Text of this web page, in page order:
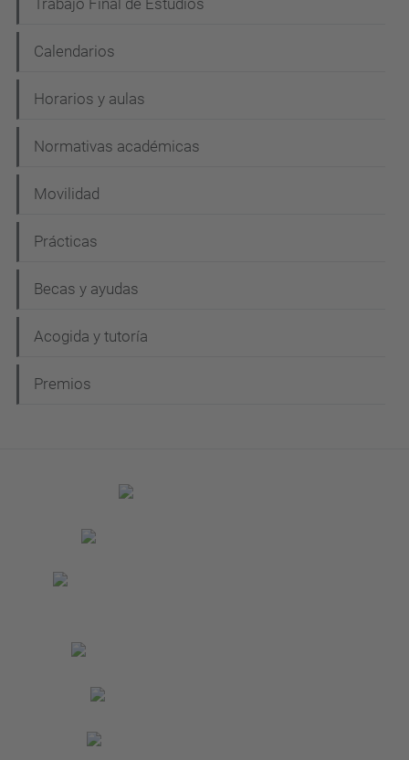
Trabajo Final de Estudios
Calendarios
Horarios y aulas
Normativas académicas
Movilidad
Prácticas
Becas y ayudas
Acogida y tutoría
Premios